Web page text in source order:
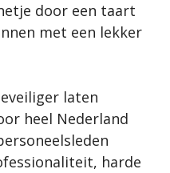
door een taart
met een lekker
laten
heel Nederland
harde